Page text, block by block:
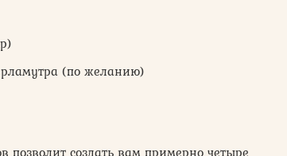
(по желанию)
позволит создать вам примерно четыре